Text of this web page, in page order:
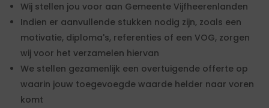
Wij stellen jou voor aan Gemeente Vijfheerenlanden
Indien er aanvullende stukken nodig zijn, zoals een
motivatie, diploma's, referenties of een VOG, zorgen
wij voor het verzamelen hiervan
We stellen gezamenlijk een overtuigende offerte op
waarin jouw toegevoegde waarde helder naar voren
komt